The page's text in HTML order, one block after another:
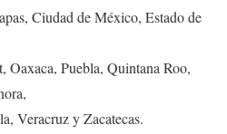
Ciudad de México, Estado de
Puebla, Quintana Roo,
Veracruz y Zacatecas.